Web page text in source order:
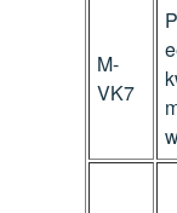
M-
VK7